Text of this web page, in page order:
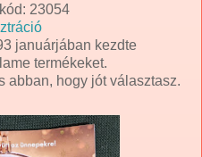
23054
januárjában kezdte
termékeket.
abban, hogy jót választasz.